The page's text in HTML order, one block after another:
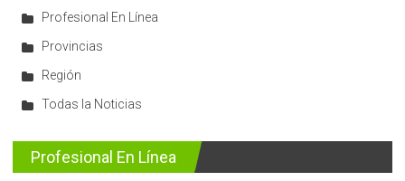
Profesional En Línea
Provincias
Región
Todas la Noticias
Profesional En Línea